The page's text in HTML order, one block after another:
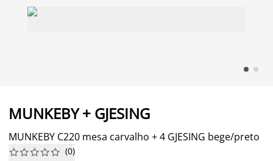
MUNKEBY + GJESING
MUNKEBY C220 mesa carvalho + 4 GJESING bege/preto





 (0)